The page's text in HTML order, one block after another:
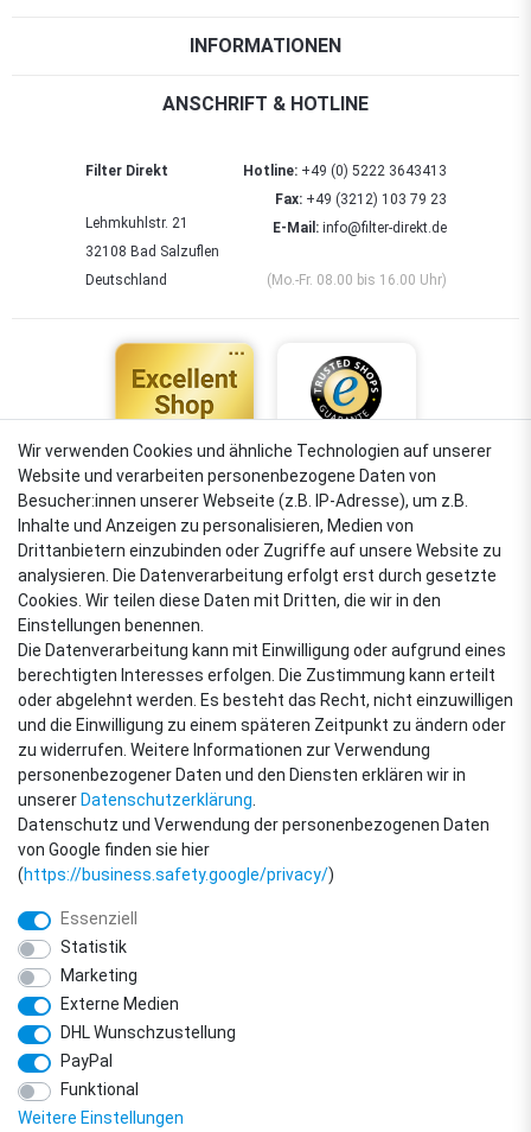
INFORMATIONEN
ANSCHRIFT & HOTLINE
Filter Direkt
Lehmkuhlstr. 21
32108 Bad Salzuflen
Deutschland
Hotline:+49 (0) 5222 3643413
Fax:+49 (3212) 103 79 23
E-Mail:info@filter-direkt.de
(Mo.-Fr. 08.00 bis 16.00 Uhr)
4,88
Sehr gut
VERSANDARTEN
ZAHLUNGSARTEN
© Copyright 2018 - 2026 filter-direkt. Alle Rechte vorbehalten. / *Alle Preise
verstehen sich inkl. MwSt. und zzgl. Versandkosten.
Wir verwenden Cookies und ähnliche Technologien auf unserer
Website und verarbeiten personenbezogene Daten von
Besucher:innen unserer Webseite (z.B. IP-Adresse), um z.B.
Inhalte und Anzeigen zu personalisieren, Medien von
Drittanbietern einzubinden oder Zugriffe auf unsere Website zu
analysieren. Die Datenverarbeitung erfolgt erst durch gesetzte
Cookies. Wir teilen diese Daten mit Dritten, die wir in den
Einstellungen benennen.
Die Datenverarbeitung kann mit Einwilligung oder aufgrund eines
berechtigten Interesses erfolgen. Die Zustimmung kann erteilt
oder abgelehnt werden. Es besteht das Recht, nicht einzuwilligen
und die Einwilligung zu einem späteren Zeitpunkt zu ändern oder
zu widerrufen. Weitere Informationen zur Verwendung
personenbezogener Daten und den Diensten erklären wir in
unserer Daten­schutz­erklärung
Datenschutz und Verwendung der personenbezogenen Daten
von Google finden sie hier
(https://business.safety.google/privacy/)
Essenziell
Statistik
Marketing
Externe Medien
DHL Wunschzustellung
PayPal
Funktional
Weitere Einstellungen